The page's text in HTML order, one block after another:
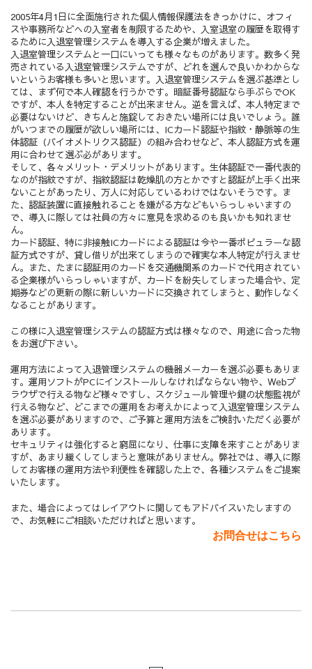
2005年4月1日に全面施行された個人情報保護法をきっかけに、オフィ
スや事務所などへの入室者を制限するためや、入室退室の履歴を取得す
るために入退室管理システムを導入する企業が増えました。
入退室管理システムと一口にいっても様々なものがあります。数多く発
売されている入退室管理システムですが、どれを選んで良いかわからな
いというお客様も多いと思います。入退室管理システムを選ぶ基準とし
ては、まず何で本人確認を行うかです。暗証番号認証なら手ぶらでOK
ですが、本人を特定することが出来ません。逆を言えば、本人特定まで
必要はないけど、きちんと施錠しておきたい場所には良いでしょう。誰
がいつまでの履歴が欲しい場所には、ICカード認証や指紋・静脈等の生
体認証（バイオメトリクス認証）の組み合わせなど、本人認証方式を運
用に合わせて選ぶ必があります。
そして、各々メリット・デメリットがあります。生体認証で一番代表的
なのが指紋ですが、指紋認証は乾燥肌の方とかですと認証が上手く出来
ないことがあったり、万人に対応しているわけではないそうです。ま
た、認証装置に直接触れることを嫌がる方などもいらっしゃいますの
で、導入に際しては社員の方々に意見を求めるのも良いかも知れませ
ん。
カード認証、特に非接触ICカードによる認証は今や一番ポピュラーな認
証方式ですが、貸し借りが出来てしまうので確実な本人特定が行えませ
ん。また、たまに認証用のカードを交通機関系のカードで代用されてい
る企業様がいらっしゃいますが、カードを紛失してしまった場合や、定
期券などの更新の際に新しいカードに交換されてしまうと、動作しなく
なることがあります。
この様に入退室管理システムの認証方式は様々なので、用途に合った物
をお選び下さい。
運用方法によって入退管理システムの機器メーカーを選ぶ必要もありま
す。運用ソフトがPCにインストールしなければならない物や、Webブ
ラウザで行える物など様々ですし、スケジュール管理や鍵の状態監視が
行える物など、どこまでの運用をお考えかによって入退室管理システム
を選ぶ必要がありますので、ご予算と運用方法をご検討いただく必要が
あります。
セキュリティは強化すると窮屈になり、仕事に支障を来すことがありま
すが、あまり緩くしてしまうと意味がありません。弊社では、導入に際
してお客様の運用方法や利便性を確認した上で、各種システムをご提案
いたします。
また、場合によってはレイアウトに関してもアドバイスいたしますの
で、お気軽にご相談いただければと思います。
お問合せはこちら